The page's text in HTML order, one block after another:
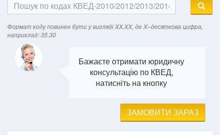
Формат кодy повинен бути у вигляді XX.XX, де X–десяткова цифра,
наприклад: 35.30
Бажаєте отримати юридичну
консультацію по КВЕД,
натисніть на кнопку
ЗАМОВИТИ ЗАРАЗ